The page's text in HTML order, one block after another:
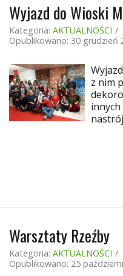
Wyjazd do Wioski
Kategoria: AKTUALNOŚCI
Opublikowano: 30 grudzień
z nim
Warsztaty Rzeźby
Kategoria: AKTUALNOŚCI
Opublikowano: 25